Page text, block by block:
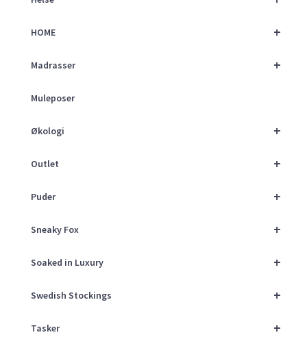
+
HOME
+
Madrasser
Muleposer
+
Økologi
+
Outlet
+
Puder
+
Sneaky Fox
+
Soaked in Luxury
+
Swedish Stockings
+
Tasker